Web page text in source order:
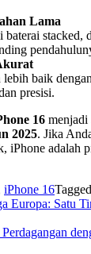
Lama
stacked,
lebih baik
presisi.
16 menjadi
2025. Jika
iPhone adalah
iPhone 16Tagged
Europa: Satu